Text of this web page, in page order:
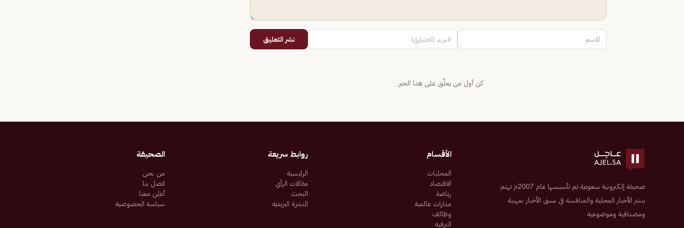
نشر التعليق
كن أول من يعلّق على هذا الخبر.
صحيفة إلكترونية سعودية تم تأسيسها عام 2007م تهتم
بنشر الأخبار المحلية والمنافسة في سبق الأخبار بمهنية
ومصداقية وموضوعية
الأقسام
المحليات
الاقتصاد
رياضة
مدارات عالمية
وظائف
الترفيه
روابط سريعة
الرئيسية
مقالات الرأي
البحث
النشرة البريدية
الصحيفة
من نحن
اتصل بنا
أعلن معنا
سياسة الخصوصية